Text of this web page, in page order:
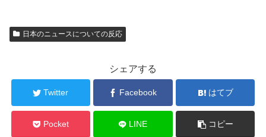
日本のニュースについての反応
シェアする
Twitter Facebook はてブ
Pocket LINE コピー